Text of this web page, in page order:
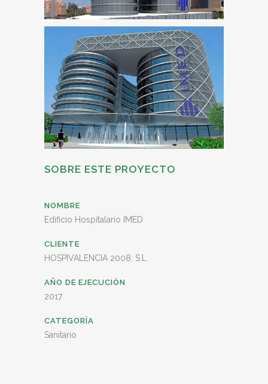
SOBRE ESTE PROYECTO
NOMBRE
Edificio Hospitalario IMED
CLIENTE
HOSPIVALENCIA 2008, S.L.
AÑO DE EJECUCIÓN
2017
CATEGORÍA
Sanitario